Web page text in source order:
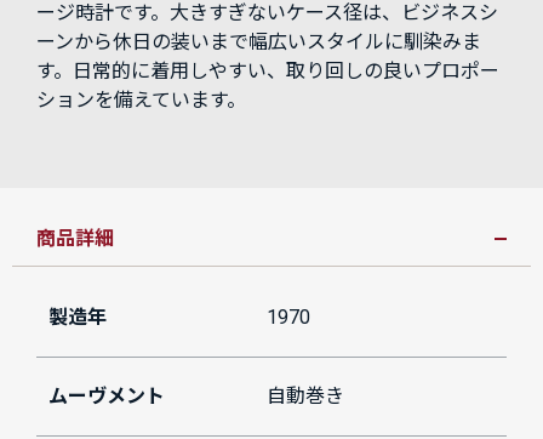
ージ時計です。大きすぎないケース径は、ビジネスシ
ーンから休日の装いまで幅広いスタイルに馴染みま
す。日常的に着用しやすい、取り回しの良いプロポー
ションを備えています。
商品詳細
製造年 1970
ムーヴメント 自動巻き